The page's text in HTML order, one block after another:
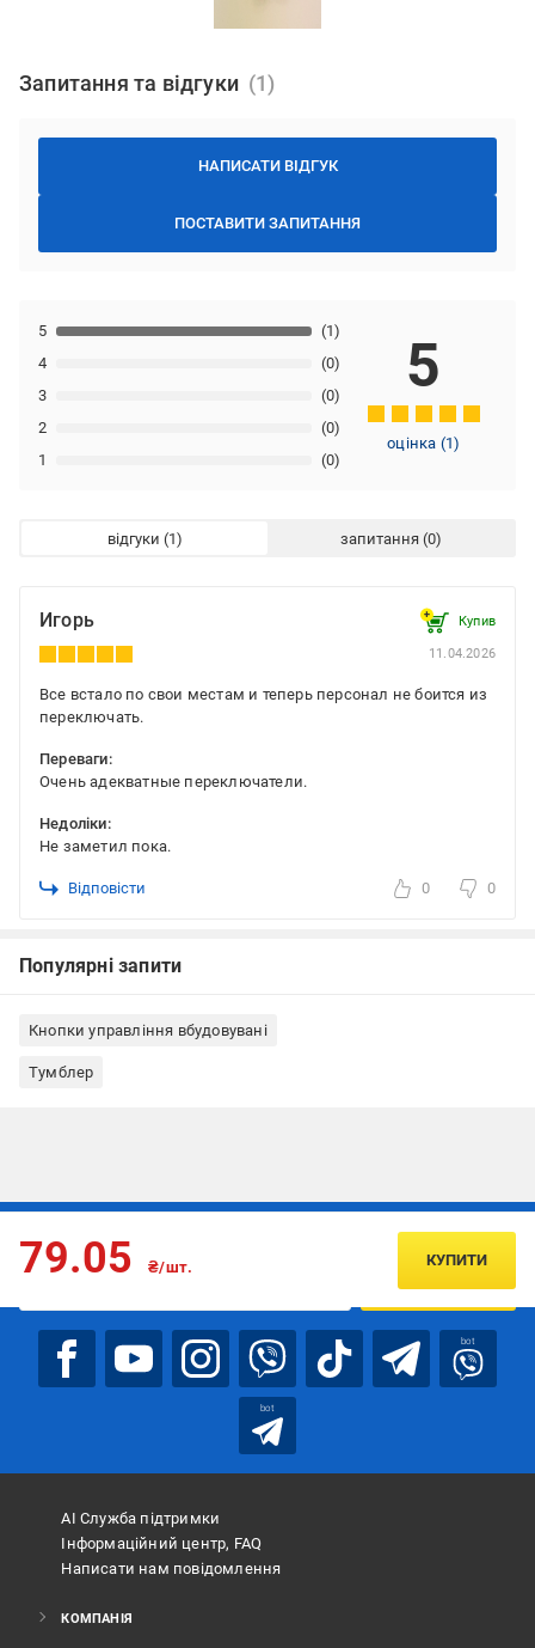
Запитання та відгуки
НАПИСАТИ ВІДГУК
ПОСТАВИТИ ЗАПИТАННЯ
1 (0)
2 (0)
3 (0)
4 (0)
5 (1)
5
оцінка (1)
відгуки запитання
Игорь Купив
11.04.2026
Все встало по свои местам и теперь персонал не боится из
переключать.
Переваги:
Очень адекватные переключатели.
Недоліки:
Не заметил пока.
Відповісти 0 0
Популярні запити
Кнопки управління вбудовувані
Тумблер
79.05 ₴/шт. КУПИТИ
Підписуйтесь, щоб дізнаватись першим про акції та пропозиції
ПІДПИСАТИСЯ
bot
bot
АІ Служба підтримки
Інформаційний центр, FAQ
Написати нам повідомлення
КОМПАНІЯ